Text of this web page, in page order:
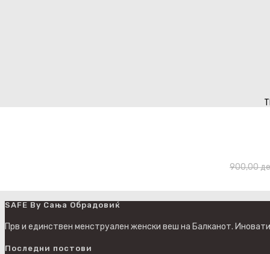
900,00
SAFE By Сања Обрадовиќ
Прв и единствен менструален женски веш на Балканот.
Последни постови